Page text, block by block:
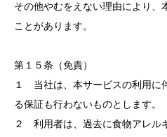
その他やむをえない理由により、
ことがあります。
第１５条（免責）
１ 当社は、本サービスの利用に
る保証も行わないものとします。
２ 利用者は、過去に食物アレル